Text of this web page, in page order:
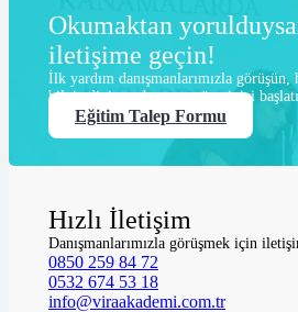
Okumaktan
iletişime geçin!
İlk yardım danışmanlarımızla
bilgi edinin ve başvuru sürecinizi
Eğitim Talep Formu
Hızlı İletişim
Danışmanlarımızla görüşmek için
0850 259 84 72
0532 674 53 18
info@viraakademi.com.tr